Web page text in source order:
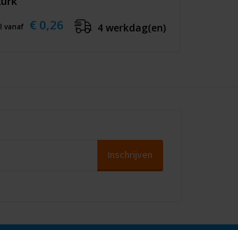
vanaf € 0,26 4 werkdag(en)